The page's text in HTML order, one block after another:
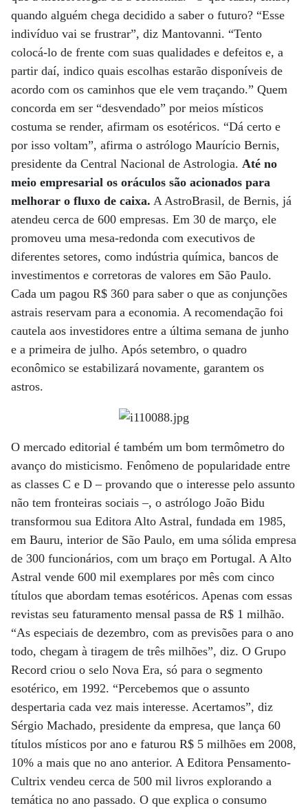
quando alguém chega decidido a saber o futuro? “Esse
indivíduo vai se frustrar”, diz Mantovanni. “Tento
colocá-lo de frente com suas qualidades e defeitos e, a
partir daí, indico quais escolhas estarão disponíveis de
acordo com os caminhos que ele vem traçando.” Quem
concorda em ser “desvendado” por meios místicos
costuma se render, afirmam os esotéricos. “Dá certo e
por isso voltam”, afirma o astrólogo Maurício Bernis,
presidente da Central Nacional de Astrologia. Até no
meio empresarial os oráculos são acionados para
melhorar o fluxo de caixa. A AstroBrasil, de Bernis, já
atendeu cerca de 600 empresas. Em 30 de março, ele
promoveu uma mesa-redonda com executivos de
diferentes setores, como indústria química, bancos de
investimentos e corretoras de valores em São Paulo.
Cada um pagou R$ 360 para saber o que as conjunções
astrais reservam para a economia. A recomendação foi
cautela aos investidores entre a última semana de junho
e a primeira de julho. Após setembro, o quadro
econômico se estabilizará novamente, garantem os
astros.
O mercado editorial é também um bom termômetro do
avanço do misticismo. Fenômeno de popularidade entre
as classes C e D – provando que o interesse pelo assunto
não tem fronteiras sociais –, o astrólogo João Bidu
transformou sua Editora Alto Astral, fundada em 1985,
em Bauru, interior de São Paulo, em uma sólida empresa
de 300 funcionários, com um braço em Portugal. A Alto
Astral vende 600 mil exemplares por mês com cinco
títulos que abordam temas esotéricos. Apenas com essas
revistas seu faturamento mensal passa de R$ 1 milhão.
“As especiais de dezembro, com as previsões para o ano
todo, chegam à tiragem de três milhões”, diz. O Grupo
Record criou o selo Nova Era, só para o segmento
esotérico, em 1992. “Percebemos que o assunto
despertaria cada vez mais interesse. Acertamos”, diz
Sérgio Machado, presidente da empresa, que lança 60
títulos místicos por ano e faturou R$ 5 milhões em 2008,
10% a mais que no ano anterior. A Editora Pensamento-
Cultrix vendeu cerca de 500 mil livros explorando a
temática no ano passado. O que explica o consumo